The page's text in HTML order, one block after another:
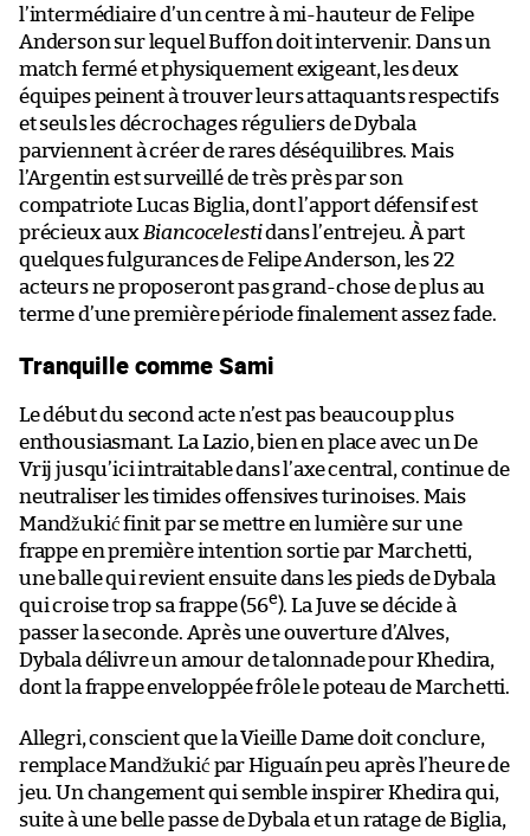
l’intermédiaire d’un centre à mi-hauteur de Felipe
Anderson sur lequel Buffon doit intervenir. Dans un
match fermé et physiquement exigeant, les deux
équipes peinent à trouver leurs attaquants respectifs
et seuls les décrochages réguliers de Dybala
parviennent à créer de rares déséquilibres. Mais
l’Argentin est surveillé de très près par son
compatriote Lucas Biglia, dont l’apport défensif est
précieux aux Biancocelestidans l’entrejeu. À part
quelques fulgurances de Felipe Anderson, les 22
acteurs ne proposeront pas grand-chose de plus au
terme d’une première période finalement assez fade.
Tranquille comme Sami
Le début du second acte n’est pas beaucoup plus
enthousiasmant. La Lazio, bien en place avec un De
Vrij jusqu’ici intraitable dans l’axe central, continue de
neutraliser les timides offensives turinoises. Mais
Mandžukić finit par se mettre en lumière sur une
frappe en première intention sortie par Marchetti,
une balle qui revient ensuite dans les pieds de Dybala
qui croise trop sa frappe (56e). La Juve se décide à
passer la seconde. Après une ouverture d’Alves,
Dybala délivre un amour de talonnade pour Khedira,
dont la frappe enveloppée frôle le poteau de Marchetti.
Allegri, conscient que la Vieille Dame doit conclure,
remplace Mandžukić par Higuaín peu après l’heure de
jeu. Un changement qui semble inspirer Khedira qui,
suite à une belle passe de Dybala et un ratage de Biglia,